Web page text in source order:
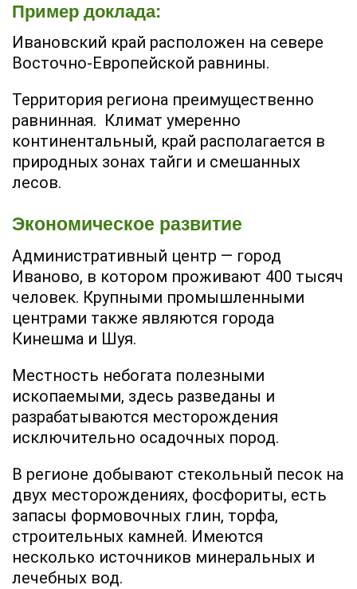
Пример доклада:
Ивановский край расположен на севере
Восточно-Европейской равнины.
Территория региона преимущественно
равнинная. Климат умеренно
континентальный, край располагается в
природных зонах тайги и смешанных
лесов.
Экономическое развитие
Административный центр — город
Иваново, в котором проживают 400 тысяч
человек. Крупными промышленными
центрами также являются города
Кинешма и Шуя.
Местность небогата полезными
ископаемыми, здесь разведаны и
разрабатываются месторождения
исключительно осадочных пород.
В регионе добывают стекольный песок на
двух месторождениях, фосфориты, есть
запасы формовочных глин, торфа,
строительных камней. Имеются
несколько источников минеральных и
лечебных вод.